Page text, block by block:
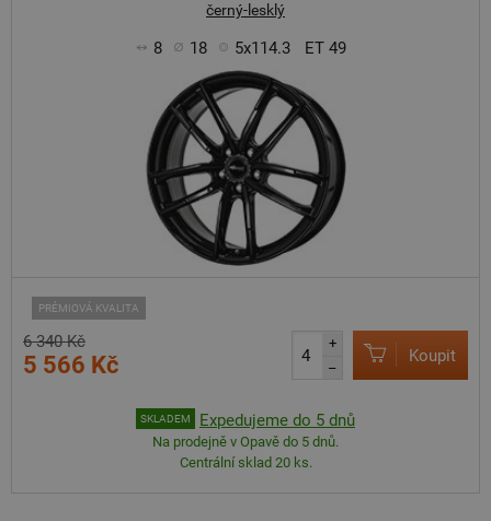
černý-lesklý
8 18 5x114.3 ET 49
PRÉMIOVÁ KVALITA
6 340 Kč
5 566 Kč
+
–
Koupit
SKLADEM Expedujeme do 5 dnů
Na prodejně v Opavě do 5 dnů.
Centrální sklad 20 ks.